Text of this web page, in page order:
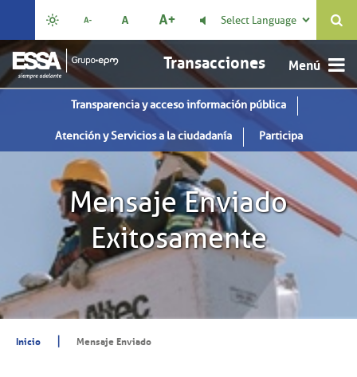
Select Language 
Transacciones
Transparencia y acceso información pública
Atención y Servicios a la ciudadanía Participa
Mensaje Enviado
Exitosamente
Inicio | Mensaje Enviado